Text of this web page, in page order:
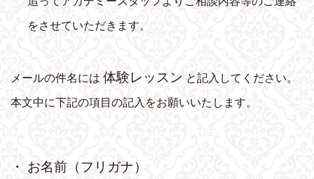
をさせていただきます。
メールの件名には 体験レッスン と記入してください。
本文中に下記の項目の記入をお願いいたします。
・ お名前（フリガナ）